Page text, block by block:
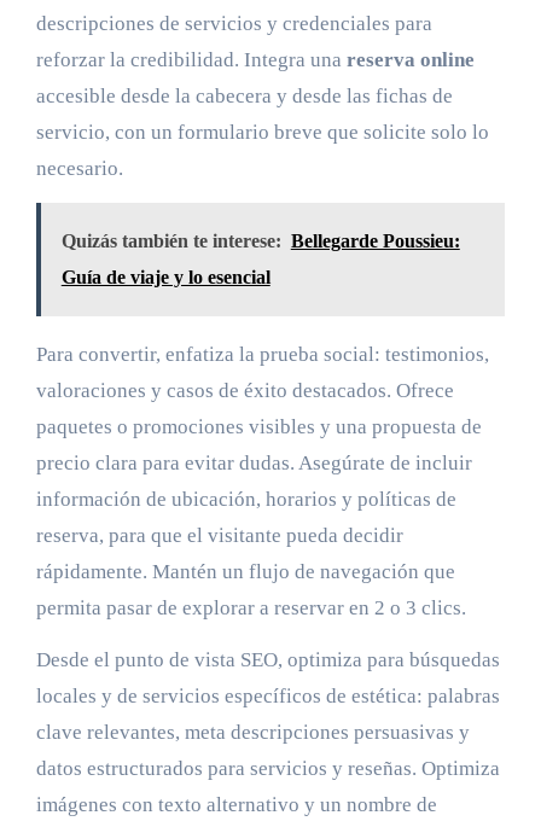
descripciones de servicios y credenciales para
reforzar la credibilidad. Integra una reserva online
accesible desde la cabecera y desde las fichas de
servicio, con un formulario breve que solicite solo lo
necesario.
Quizás también te interese: Bellegarde Poussieu:
Guía de viaje y lo esencial
Para convertir, enfatiza la prueba social: testimonios,
valoraciones y casos de éxito destacados. Ofrece
paquetes o promociones visibles y una propuesta de
precio clara para evitar dudas. Asegúrate de incluir
información de ubicación, horarios y políticas de
reserva, para que el visitante pueda decidir
rápidamente. Mantén un flujo de navegación que
permita pasar de explorar a reservar en 2 o 3 clics.
Desde el punto de vista SEO, optimiza para búsquedas
locales y de servicios específicos de estética: palabras
clave relevantes, meta descripciones persuasivas y
datos estructurados para servicios y reseñas. Optimiza
imágenes con texto alternativo y un nombre de